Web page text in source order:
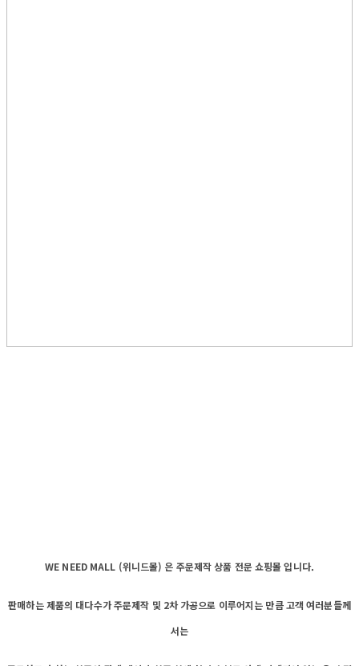
WE NEED MALL (위니드몰) 은 주문제작 상품 전문 쇼핑몰 입니다.
판매하는 제품의 대다수가 주문제작 및 2차 가공으로 이루어지는 만큼 고객 여러분들께
서는